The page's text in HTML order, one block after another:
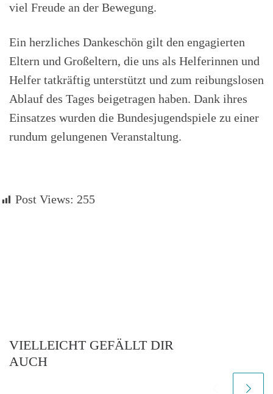
viel Freude an der Bewegung.
Ein herzliches Dankeschön gilt den engagierten
Eltern und Großeltern, die uns als Helferinnen und
Helfer tatkräftig unterstützt und zum reibungslosen
Ablauf des Tages beigetragen haben. Dank ihres
Einsatzes wurden die Bundesjugendspiele zu einer
rundum gelungenen Veranstaltung.
Post Views: 255
VIELLEICHT GEFÄLLT DIR
AUCH